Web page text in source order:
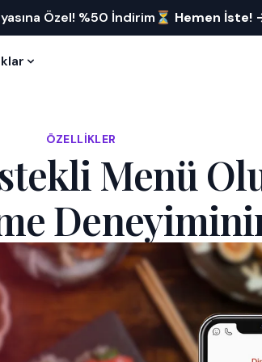
Özel! %50 İndirim⏳ Hemen İste!
ÖZELLIKLER
Menü